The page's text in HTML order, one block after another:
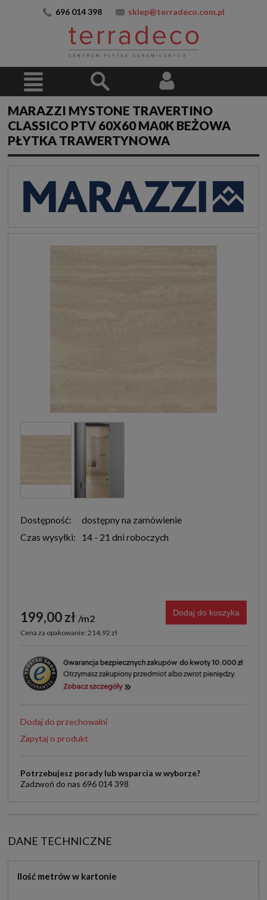
696 014 398 sklep@terradeco.com.pl
MARAZZI MYSTONE TRAVERTINO
CLASSICO PTV 60X60 MA0K BEŻOWA
PŁYTKA TRAWERTYNOWA
Dostępność:
dostępny na zamówienie
Czas wysyłki:
14 - 21 dni roboczych
199,00 zł m2
Cena za opakowanie: 214,92 zł
Dodaj do koszyka
Dodaj do przechowalni
Zapytaj o produkt
Potrzebujesz porady lub wsparcia w wyborze?
Zadzwoń do nas 696 014 398
DANE TECHNICZNE
Ilość metrów w kartonie